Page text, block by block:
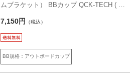
ムブラケット） BBカップ QCK-TECH ( ク
7,150円 （税込）
BB規格：アウトボードカップ